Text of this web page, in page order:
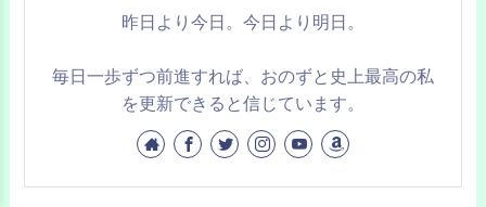
昨日より今日。今日より明日。
毎日一歩ずつ前進すれば、おのずと史上最高の私
を更新できると信じています。